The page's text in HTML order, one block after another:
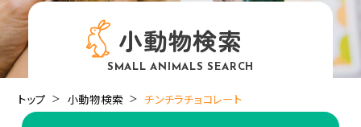
小動物検索
SMALL ANIMALS SEARCH
トップ 小動物検索 チンチラチョコレート